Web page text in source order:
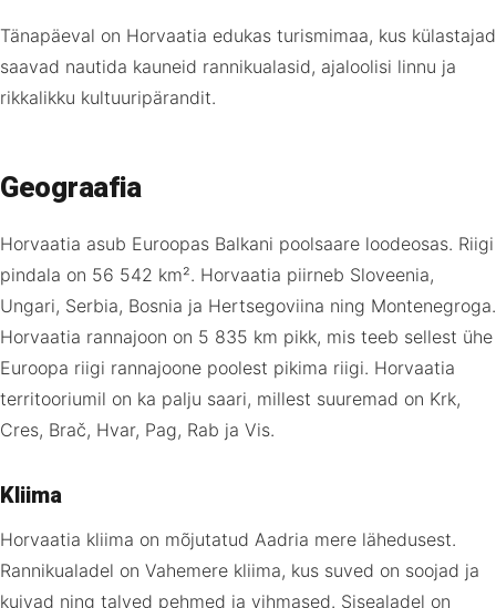
Tänapäeval on Horvaatia edukas turismimaa, kus külastajad
saavad nautida kauneid rannikualasid, ajaloolisi linnu ja
rikkalikku kultuuripärandit.
Geograafia
Horvaatia asub Euroopas Balkani poolsaare loodeosas. Riigi
pindala on 56 542 km². Horvaatia piirneb Sloveenia,
Ungari, Serbia, Bosnia ja Hertsegoviina ning Montenegroga.
Horvaatia rannajoon on 5 835 km pikk, mis teeb sellest ühe
Euroopa riigi rannajoone poolest pikima riigi. Horvaatia
territooriumil on ka palju saari, millest suuremad on Krk,
Cres, Brač, Hvar, Pag, Rab ja Vis.
Kliima
Horvaatia kliima on mõjutatud Aadria mere lähedusest.
Rannikualadel on Vahemere kliima, kus suved on soojad ja
kuivad ning talved pehmed ja vihmased. Sisealadel on